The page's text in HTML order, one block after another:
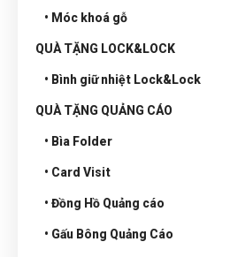
• Móc khoá gỗ
QUÀ TẶNG LOCK&LOCK
• Bình giữ nhiệt Lock&Lock
QUÀ TẶNG QUẢNG CÁO
• Bìa Folder
• Card Visit
• Đồng Hồ Quảng cáo
• Gấu Bông Quảng Cáo